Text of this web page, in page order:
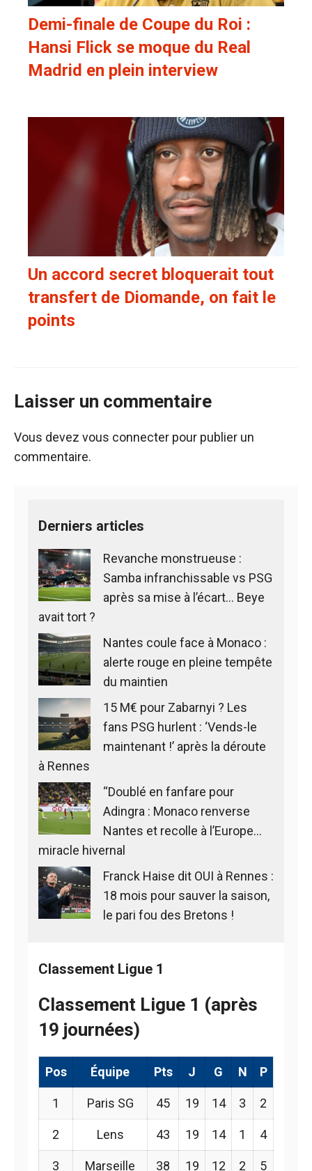
Demi-finale de Coupe du Roi :
Hansi Flick se moque du Real
Madrid en plein interview
Un accord secret bloquerait tout
transfert de Diomande, on fait le
points
Laisser un commentaire
Vous devez vous connecter pour publier un
commentaire.
Derniers articles
Revanche monstrueuse :
Samba infranchissable vs PSG
après sa mise à l’écart… Beye
avait tort ?
Nantes coule face à Monaco :
alerte rouge en pleine tempête
du maintien
15 M€ pour Zabarnyi ? Les
fans PSG hurlent : ‘Vends-le
maintenant !’ après la déroute
à Rennes
“Doublé en fanfare pour
Adingra : Monaco renverse
Nantes et recolle à l’Europe…
miracle hivernal
Franck Haise dit OUI à Rennes :
18 mois pour sauver la saison,
le pari fou des Bretons !
Classement Ligue 1
Classement Ligue 1 (après
19 journées)
Pos Équipe Pts J G N P
1 Paris SG 45 19 14 3 2
2 Lens 43 19 14 1 4
3 Marseille 38 19 12 2 5